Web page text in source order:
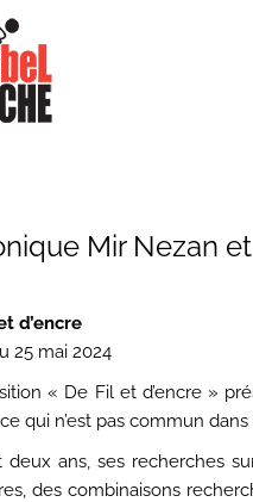
Mir Nezan
d’encre
25 mai 2024
« De Fil et d’encre »
qui n’est pas commun
deux ans, ses recherches
des combinaisons